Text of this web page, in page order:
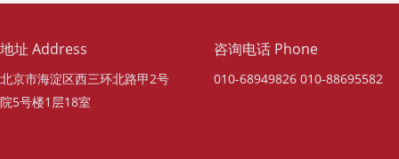
地址 Address
北京市海淀区西三环北路甲2号
院5号楼1层18室
咨询电话 Phone
010-68949826 010-88695582